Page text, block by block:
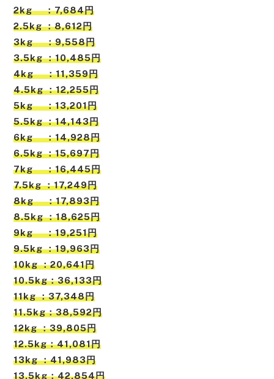
2kg ：7,684円
2.5kg ：8,612円
3kg ：9,558円
3.5kg ：10,485円
4kg ：11,359円
4.5kg ：12,255円
5kg ：13,201円
5.5kg ：14,143円
6kg ：14,928円
6.5kg ：15,697円
7kg ：16,445円
7.5kg ：17,249円
8kg ：17,893円
8.5kg ：18,625円
9kg ：19,251円
9.5kg ：19,963円
10kg ：20,641円
10.5kg：36,133円
11kg ：37,348円
11.5kg：38,592円
12kg ：39,805円
12.5kg：41,081円
13kg ：41,983円
13.5kg：42,854円